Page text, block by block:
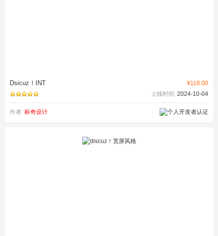
¥118.00
Dsicuz！INT
上线时间: 2024-10-04
作者: 标奇设计